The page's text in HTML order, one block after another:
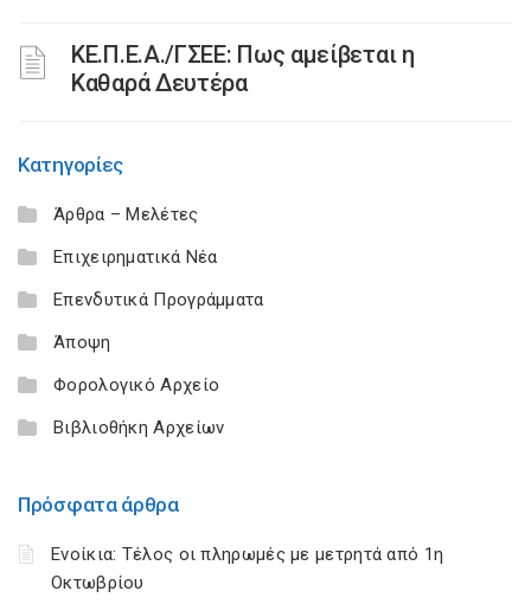
ΚΕ.Π.Ε.Α./ΓΣΕΕ: Πως αμείβεται η
Καθαρά Δευτέρα
Κατηγορίες
Άρθρα – Μελέτες
Επιχειρηματικά Νέα
Επενδυτικά Προγράμματα
Άποψη
Φορολογικό Αρχείο
Βιβλιοθήκη Αρχείων
Πρόσφατα άρθρα
Ενοίκια: Τέλος οι πληρωμές με μετρητά από 1η
Οκτωβρίου